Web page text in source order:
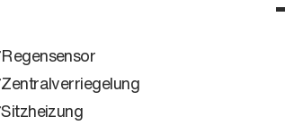
Regensensor
Zentralverriegelung
Sitzheizung